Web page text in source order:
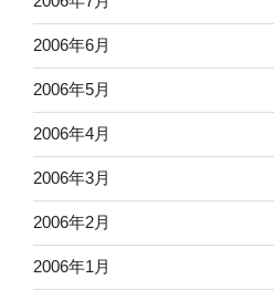
2006年6月
2006年5月
2006年4月
2006年3月
2006年2月
2006年1月